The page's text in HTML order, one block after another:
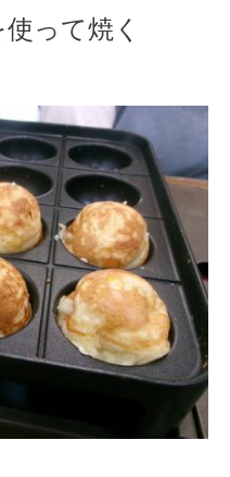
って焼く